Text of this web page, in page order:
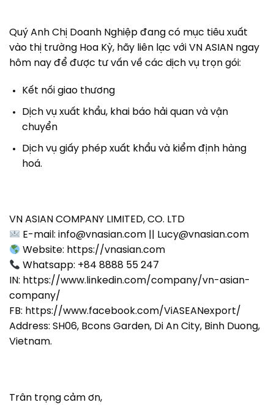
Quý Anh Chị Doanh Nghiệp đang có mục tiêu xuất
vào thị trường Hoa Kỳ, hãy liên lạc với VN ASIAN ngay
hôm nay để được tư vấn về các dịch vụ trọn gói:
Kết nối giao thương
Dịch vụ xuất khẩu, khai báo hải quan và vận
chuyển
Dịch vụ giấy phép xuất khẩu và kiểm định hàng
hoá.
VN ASIAN COMPANY LIMITED, CO. LTD
E-mail: info@vnasian.com || Lucy@vnasian.com
Website: https://vnasian.com
Whatsapp: +84 8888 55 247
IN: https://www.linkedin.com/company/vn-asian-
company/
FB: https://www.facebook.com/ViASEANexport/
Address: SH06, Bcons Garden, Di An City, Binh Duong,
Vietnam.
Trân trọng cảm ơn,